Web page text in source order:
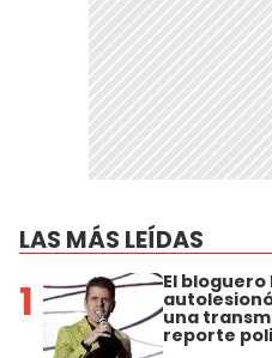
LAS MÁS LEÍDAS
1 El bloguero
una
reporte